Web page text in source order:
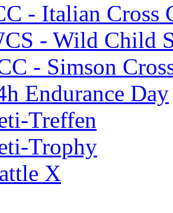
- Italian Cross
- Wild Child
- Simson
Endurance Day
Treffen
Trophy
X